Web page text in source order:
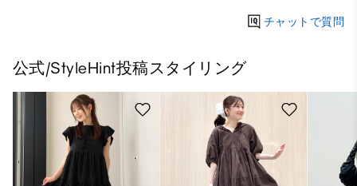
チャットで質問
公式/StyleHint投稿スタイリング